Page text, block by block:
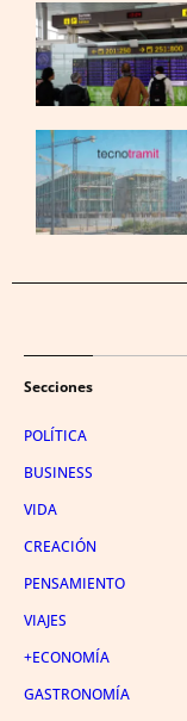
Secciones
POLÍTICA
BUSINESS
VIDA
CREACIÓN
PENSAMIENTO
VIAJES
+ECONOMÍA
GASTRONOMÍA